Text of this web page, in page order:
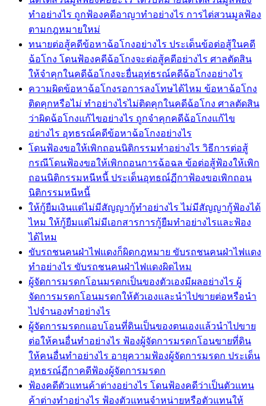
ทำอย่างไร ถูกฟ้องคดีอาญาทำอย่างไร การไต่สวนมูลฟ้อง
ตามกฎหมายใหม่
ทนายต่อสู้คดีข้อหาฉ้อโกงอย่างไร ประเด็นข้อต่อสู้ในคดี
ฉ้อโกง โดนฟ้องคดีฉ้อโกงจะต่อสู้คดีอย่างไร ศาลตัดสิน
ให้จำคุกในคดีฉ้อโกงจะยื่นอุท่ธรณ์คดีฉ้อโกงอย่างไร
ความผิดข้อหาฉ้อโกงรอการลงโทษได้ไหม ข้อหาฉ้อโกง
ติดคุกหรือไม่ ทำอย่างไรไม่ติดคุกในคดีฉ้อโกง ศาลตัดสิน
ว่าผิดฉ้อโกงแก้ไขอย่างไร ถูกจำคุกคดีฉ้อโกงแก้ไข
อย่างไร อุทธรณ์คดีข้อหาฉ้อโกงอย่างไร
โดนฟ้องขอให้เพิกถอนนิติกรรมทำอย่างไร วิธีการต่อสู้
กรณีโดนฟ้องขอให้เพิกถอนการฉ้อฉล ข้อต่อสู้ฟ้องให้เพิก
ถอนนิติกรรมหนีหนี้ ประเด็นอุทธณ์ฏีกาฟ้องขอเพิกถอน
นิติกรรมหนีหนี้
ให้กู้ยืมเงินแต่ไม่มีสัญญากู้ทำอย่างไร ไม่มีสัญญากู้ฟ้องได้
ไหม ให้กู้ยืมแต่ไม่มีเอกสารการกู้ยืมทำอย่างไรและฟ้อง
ได้ไหม
ขับรถชนคนฝ่าไฟแดงก็ผิดกฎหมาย ขับรถชนคนฝ่าไฟแดง
ทำอย่างไร ขับรถชนคนฝ่าไฟแดงผิดไหม
ผู้จัดการมรดกโอนมรดกเป็นของตัวเองมีผลอย่างไร ผู้
จัดการมรดกโอนมรดกให้ตัวเองและนำไปขายต่อหรือนำ
ไปจำนองทำอย่างไร
ผู้จัดการมรดกแอบโอนที่ดินเป็นของตนเองแล้วนำไปขาย
ต่อให้คนอื่นทำอย่างไร ฟ้องผู้จัดการมรดกโอนขายที่ดิน
ให้คนอื่นทำอย่างไร อายุความฟ้องผู้จัดการมรดก ประเด็น
อุทธรณ์ฏีกาคดีฟ้องผู้จัดการมรดก
ฟ้องคดีตัวแทนค้าต่างอย่างไร โดนฟ้องคดีว่าเป็นตัวแทน
ค้าต่างทำอย่างไร ฟ้องตัวแทนจำหน่ายหรือตัวแทนให้